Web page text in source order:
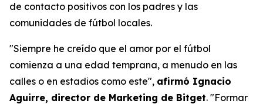
de contacto positivos con los padres y las
comunidades de fútbol locales.
"Siempre he creído que el amor por el fútbol
comienza a una edad temprana, a menudo en las
calles o en estadios como este", afirmó Ignacio
Aguirre, director de Marketing de Bitget. "Formar